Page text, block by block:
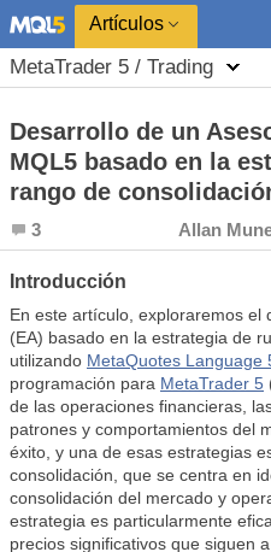
Artículos
MetaTrader 5 / Trading
Desarrollo de un
MQL5 basado en la
rango de
3 Allan
Introducción
En este artículo, exploraremos el
(EA) basado en la estrategia de
utilizando MetaQuotes Language
programación para MetaTrader 5
de las operaciones financieras,
patrones y comportamientos del
éxito, y una de esas estrategias
consolidación, que se centra en
consolidación del mercado y
estrategia es particularmente
precios significativos que siguen